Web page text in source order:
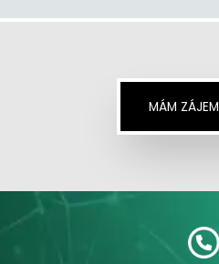
MÁM ZÁJEM